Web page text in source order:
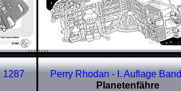
1287
Perry Rhodan - I. Auflage Band
Planetenfähre